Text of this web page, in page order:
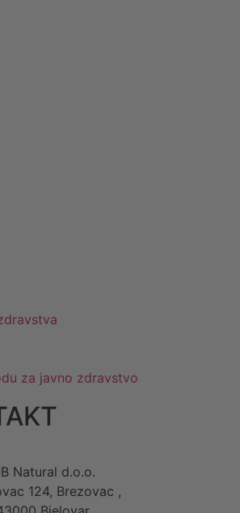
za javno zdravstvo
Natural d.o.o.
124, Brezovac ,